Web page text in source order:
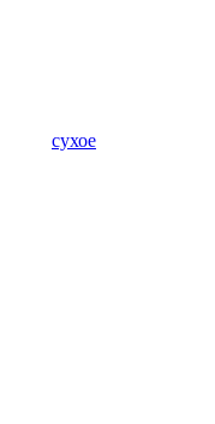
сухое